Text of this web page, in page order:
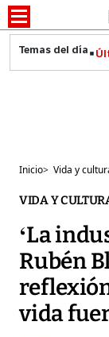
Inicio> Vida y
VIDA Y
‘La
Rubén
vida